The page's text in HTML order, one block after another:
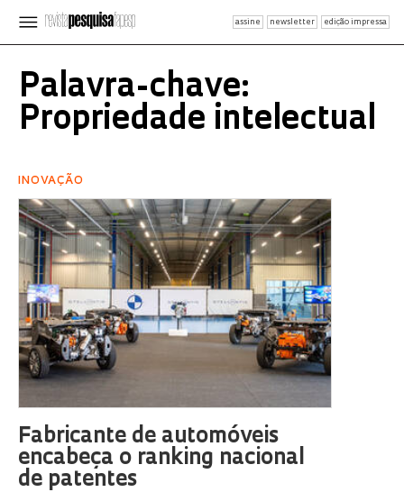
assine newsletter edição impressa
Palavra-chave:
Propriedade intelectual
INOVAÇÃO
Fabricante de automóveis
encabeça o ranking nacional
de patentes